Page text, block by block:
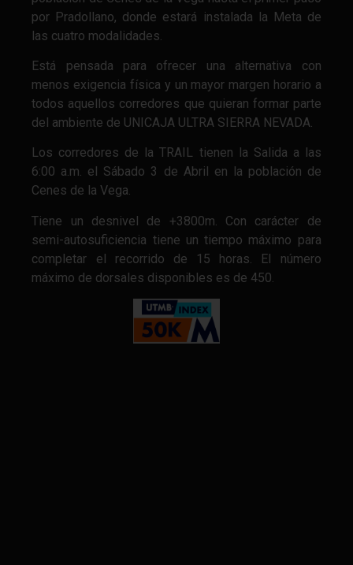
por Pradollano, donde estará instalada la Meta de
las cuatro modalidades.
Está pensada para ofrecer una alternativa con
menos exigencia física y un mayor margen horario a
todos aquellos corredores que quieran formar parte
del ambiente de UNICAJA ULTRA SIERRA NEVADA.
Los corredores de la TRAIL tienen la Salida a las
6:00 a.m. el Sábado 3 de Abril en la población de
Cenes de la Vega.
Tiene un desnivel de +3800m. Con carácter de
semi-autosuficiencia tiene un tiempo máximo para
completar el recorrido de 15 horas. El número
máximo de dorsales disponibles es de 450.